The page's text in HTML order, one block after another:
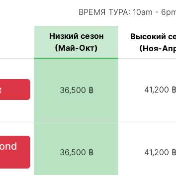
ВРЕМЯ ТУРА: 10am -
Низкий сезон
(Май-Окт)
Высокий
(Ноя-
36,500 ฿ 41,200 ฿
36,500 ฿ 41,200 ฿